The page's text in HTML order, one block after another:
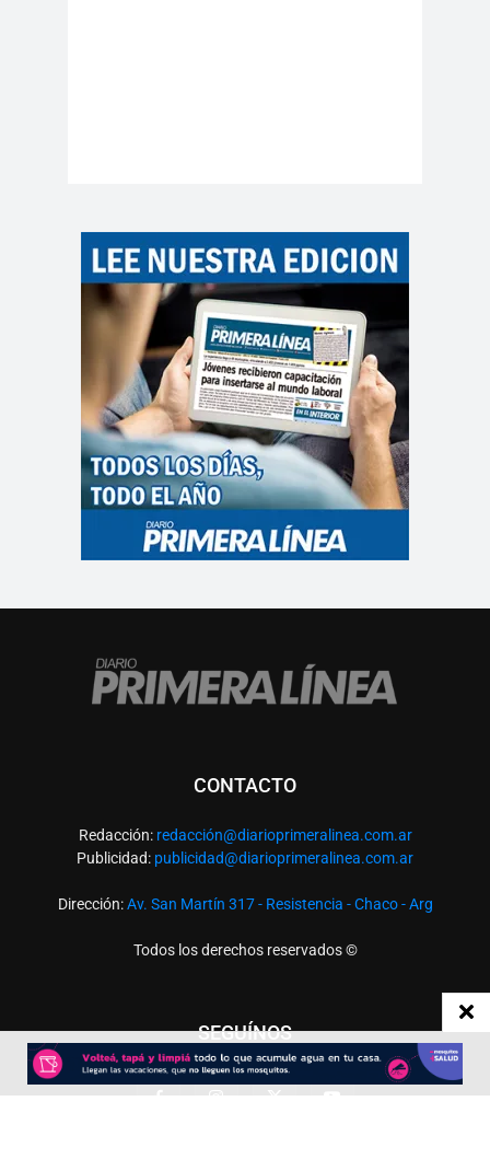
CONTACTO
Redacción: redacción@diarioprimeralinea.com.ar
Publicidad: publicidad@diarioprimeralinea.com.ar
Dirección:Av. San Martín 317 - Resistencia - Chaco - Arg
Todos los derechos reservados ©
SEGUÍNOS